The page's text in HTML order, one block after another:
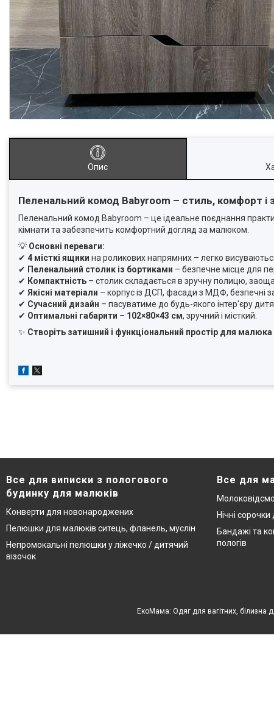
Опис
Пеленальний комод Babyroom – стиль, комфорт і
Пеленальний комод Babyroom – це ідеальне поєднання
кімнати та забезпечить комфортний догляд за малюком.
💡 Основні переваги:
✔ 4 місткі ящики на роликових напрямних – легко
✔ Пеленальний столик із бортиками – безпечне місце для
✔ Компактність – столик складається в зручну полицю,
✔ Якісні матеріали – корпус із ДСП, фасади з МДФ, безпечні
✔ Сучасний дизайн – пасуватиме до будь-якого інтер'єру
✔ Оптимальні габарити – 102×80×43 см, зручний і місткий.
✨ Створіть затишний і функціональний простір для
Все для виписки з пологового
будинку для малюків
Конверти для новонароджених
Пелюшки для малюків ситець, фланель, муслін
Непромокальні пелюшки у ліжечко / дитячий
візочок
Все для
Нічні
Бандажі та
пологів